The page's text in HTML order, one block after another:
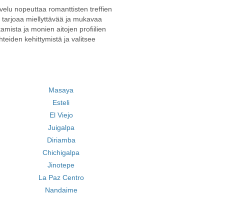
nopeuttaa romanttisten treffien
miellyttävää ja mukavaa
ja monien aitojen profiilien
kehittymistä ja valitsee
Masaya
Esteli
El Viejo
Juigalpa
Diriamba
Chichigalpa
Jinotepe
La Paz Centro
Nandaime